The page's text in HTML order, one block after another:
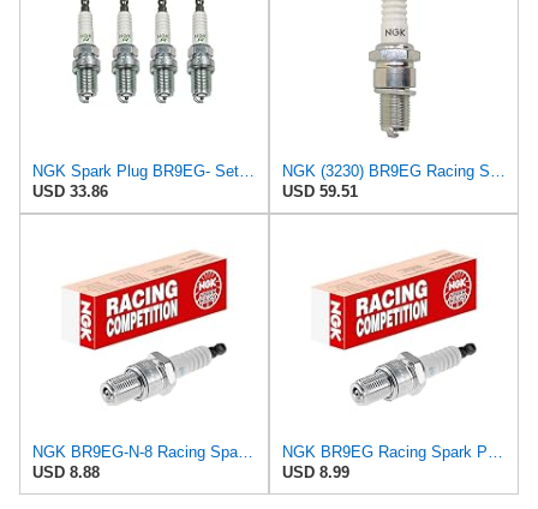
NGK Spark Plug BR9EG- Set of 4
USD 33.86
NGK (3230) BR9EG Racing Spark Plug (8 pack)
USD 59.51
NGK BR9EG-N-8 Racing Spark Plug
USD 8.88
NGK BR9EG Racing Spark Plug
USD 8.99